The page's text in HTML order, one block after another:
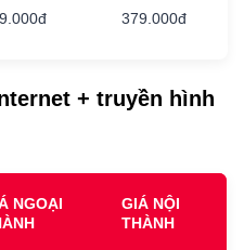
379.000đ
+ truyền hình
NGOẠI
GIÁ NỘI
THÀNH